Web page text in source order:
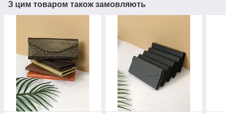
З цим товаром також замовляють